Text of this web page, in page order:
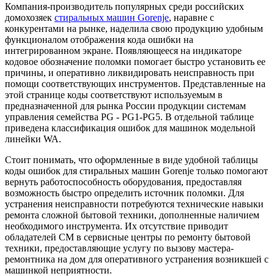
Компания-производитель популярных среди российских
домохозяек стиральных машин Gorenje, наравне с
конкурентами на рынке, наделила свою продукцию удобным
функционалом отображения кода ошибки на
интегрированном экране. Появляющееся на индикаторе
кодовое обозначение поломки помогает быстро установить ее
причины, и оперативно ликвидировать неисправность при
помощи соответствующих инструментов. Представленные на
этой странице коды соответствуют используемым в
предназначенной для рынка России продукции системам
управления семейства PG - PG1-PG5. В отдельной таблице
приведена классификация ошибок для машинок модельной
линейки WA.
Стоит понимать, что оформленные в виде удобной таблицы
коды ошибок для стиральных машин Gorenje только помогают
вернуть работоспособность оборудования, предоставляя
возможность быстро определить источник поломки. Для
устранения неисправности потребуются технические навыки
ремонта сложной бытовой техники, дополненные наличием
необходимого инструмента. Их отсутствие приводит
обладателей СМ в сервисные центры по ремонту бытовой
техники, предоставляющие услугу по вызову мастера-
ремонтника на дом для оперативного устранения возникшей с
машинкой неприятности.